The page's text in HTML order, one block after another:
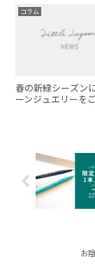
コラム
春の新緑シーズン
ーンジュエリーを
お